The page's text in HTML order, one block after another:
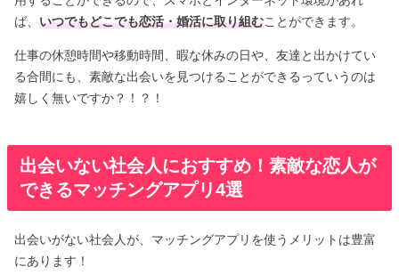
ば、いつでもどこでも恋活・婚活に取り組むことができます。
仕事の休憩時間や移動時間、暇な休みの日や、友達と出かけてい
る合間にも、素敵な出会いを見つけることができるっていうのは
嬉しく無いですか？！？！
出会いない社会人におすすめ！素敵な恋人が
できるマッチングアプリ4選
出会いがない社会人が、マッチングアプリを使うメリットは豊富
にあります！